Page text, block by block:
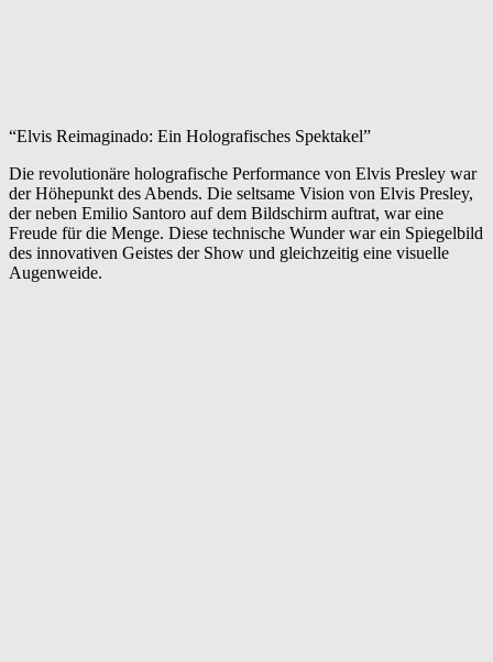
“Elvis Reimaginado: Ein Holografisches Spektakel”
Die revolutionäre holografische Performance von Elvis Presley war
der Höhepunkt des Abends. Die seltsame Vision von Elvis Presley,
der neben Emilio Santoro auf dem Bildschirm auftrat, war eine
Freude für die Menge. Diese technische Wunder war ein Spiegelbild
des innovativen Geistes der Show und gleichzeitig eine visuelle
Augenweide.